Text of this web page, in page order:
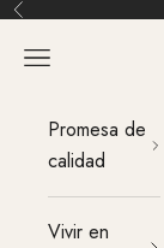
Ir al contenido
Atrás
Menú
Promesa de
calidad
Vivir en